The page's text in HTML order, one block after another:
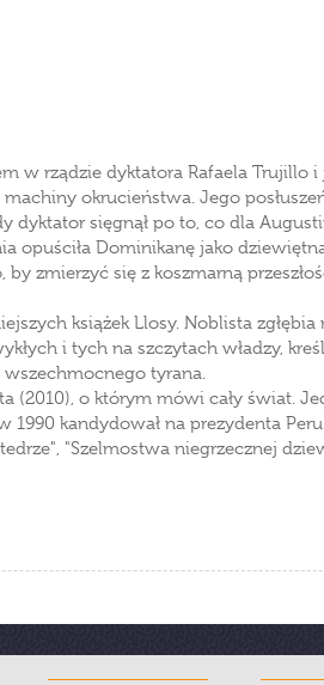
w rządzie dyktatora Rafaela Trujillo
okrucieństwa. Jego
dyktator sięgnął po to, co dla
opuściła Dominikanę jako
zmierzyć się z koszmarną
książek Llosy. Noblista
i tych na szczytach władzy,
tyrana.
(2010), o którym mówi cały świat.
1990 kandydował na prezydenta
"Szelmostwa niegrzecznej